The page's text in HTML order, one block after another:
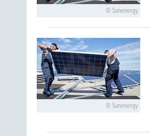
Sunenergy
Sunenergy